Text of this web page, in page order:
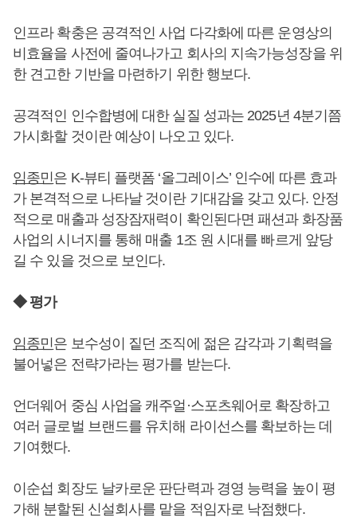
인프라 확충은 공격적인 사업 다각화에 따른 운영상의
비효율을 사전에 줄여나가고 회사의 지속가능성장을 위
한 견고한 기반을 마련하기 위한 행보다.
공격적인 인수합병에 대한 실질 성과는 2025년 4분기쯤
가시화할 것이란 예상이 나오고 있다.
임종민은 K-뷰티 플랫폼 ‘올그레이스’ 인수에 따른 효과
가 본격적으로 나타날 것이란 기대감을 갖고 있다. 안정
적으로 매출과 성장잠재력이 확인된다면 패션과 화장품
사업의 시너지를 통해 매출 1조 원 시대를 빠르게 앞당
길 수 있을 것으로 보인다.
◆ 평가
임종민은 보수성이 짙던 조직에 젊은 감각과 기획력을
불어넣은 전략가라는 평가를 받는다.
언더웨어 중심 사업을 캐주얼·스포츠웨어로 확장하고
여러 글로벌 브랜드를 유치해 라이선스를 확보하는 데
기여했다.
이순섭 회장도 날카로운 판단력과 경영 능력을 높이 평
가해 분할된 신설회사를 맡을 적임자로 낙점했다.